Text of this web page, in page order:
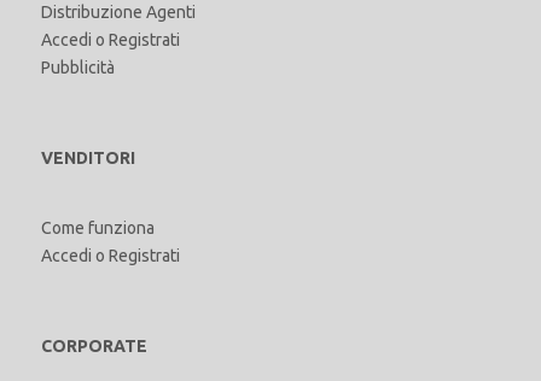
Distribuzione Agenti
Accedi o Registrati
Pubblicità
VENDITORI
Come funziona
Accedi o Registrati
CORPORATE